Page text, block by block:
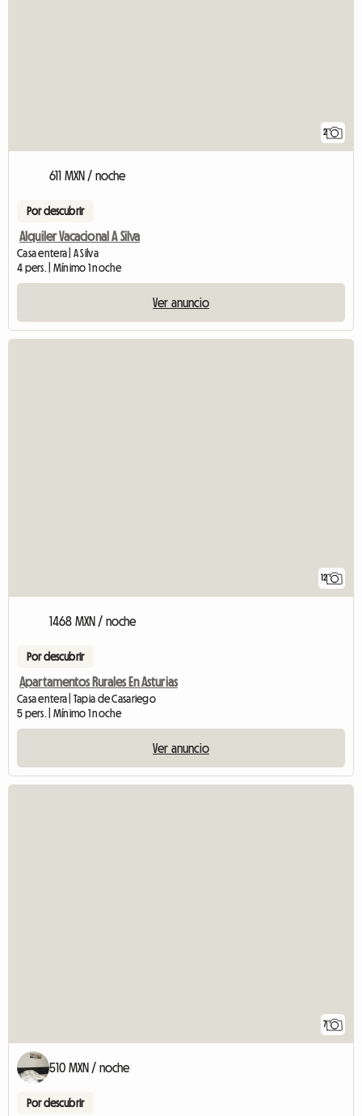
2
611 MXN / noche
Por descubrir
Alquiler Vacacional A Silva
Casa entera | A Silva
4 pers. | Mínimo 1 noche
Ver anuncio
12
1468 MXN / noche
Por descubrir
Apartamentos Rurales En Asturias
Casa entera | Tapia de Casariego
5 pers. | Mínimo 1 noche
Ver anuncio
7
510 MXN / noche
Por descubrir